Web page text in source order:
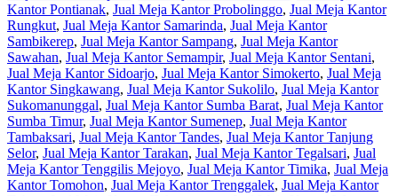
Kantor Pontianak, Jual Meja Kantor Probolinggo, Jual Meja Kantor
Rungkut, Jual Meja Kantor Samarinda, Jual Meja Kantor
Sambikerep, Jual Meja Kantor Sampang, Jual Meja Kantor
Sawahan, Jual Meja Kantor Semampir, Jual Meja Kantor Sentani,
Jual Meja Kantor Sidoarjo, Jual Meja Kantor Simokerto, Jual Meja
Kantor Singkawang, Jual Meja Kantor Sukolilo, Jual Meja Kantor
Sukomanunggal, Jual Meja Kantor Sumba Barat, Jual Meja Kantor
Sumba Timur, Jual Meja Kantor Sumenep, Jual Meja Kantor
Tambaksari, Jual Meja Kantor Tandes, Jual Meja Kantor Tanjung
Selor, Jual Meja Kantor Tarakan, Jual Meja Kantor Tegalsari, Jual
Meja Kantor Tenggilis Mejoyo, Jual Meja Kantor Timika, Jual Meja
Kantor Tomohon, Jual Meja Kantor Trenggalek, Jual Meja Kantor